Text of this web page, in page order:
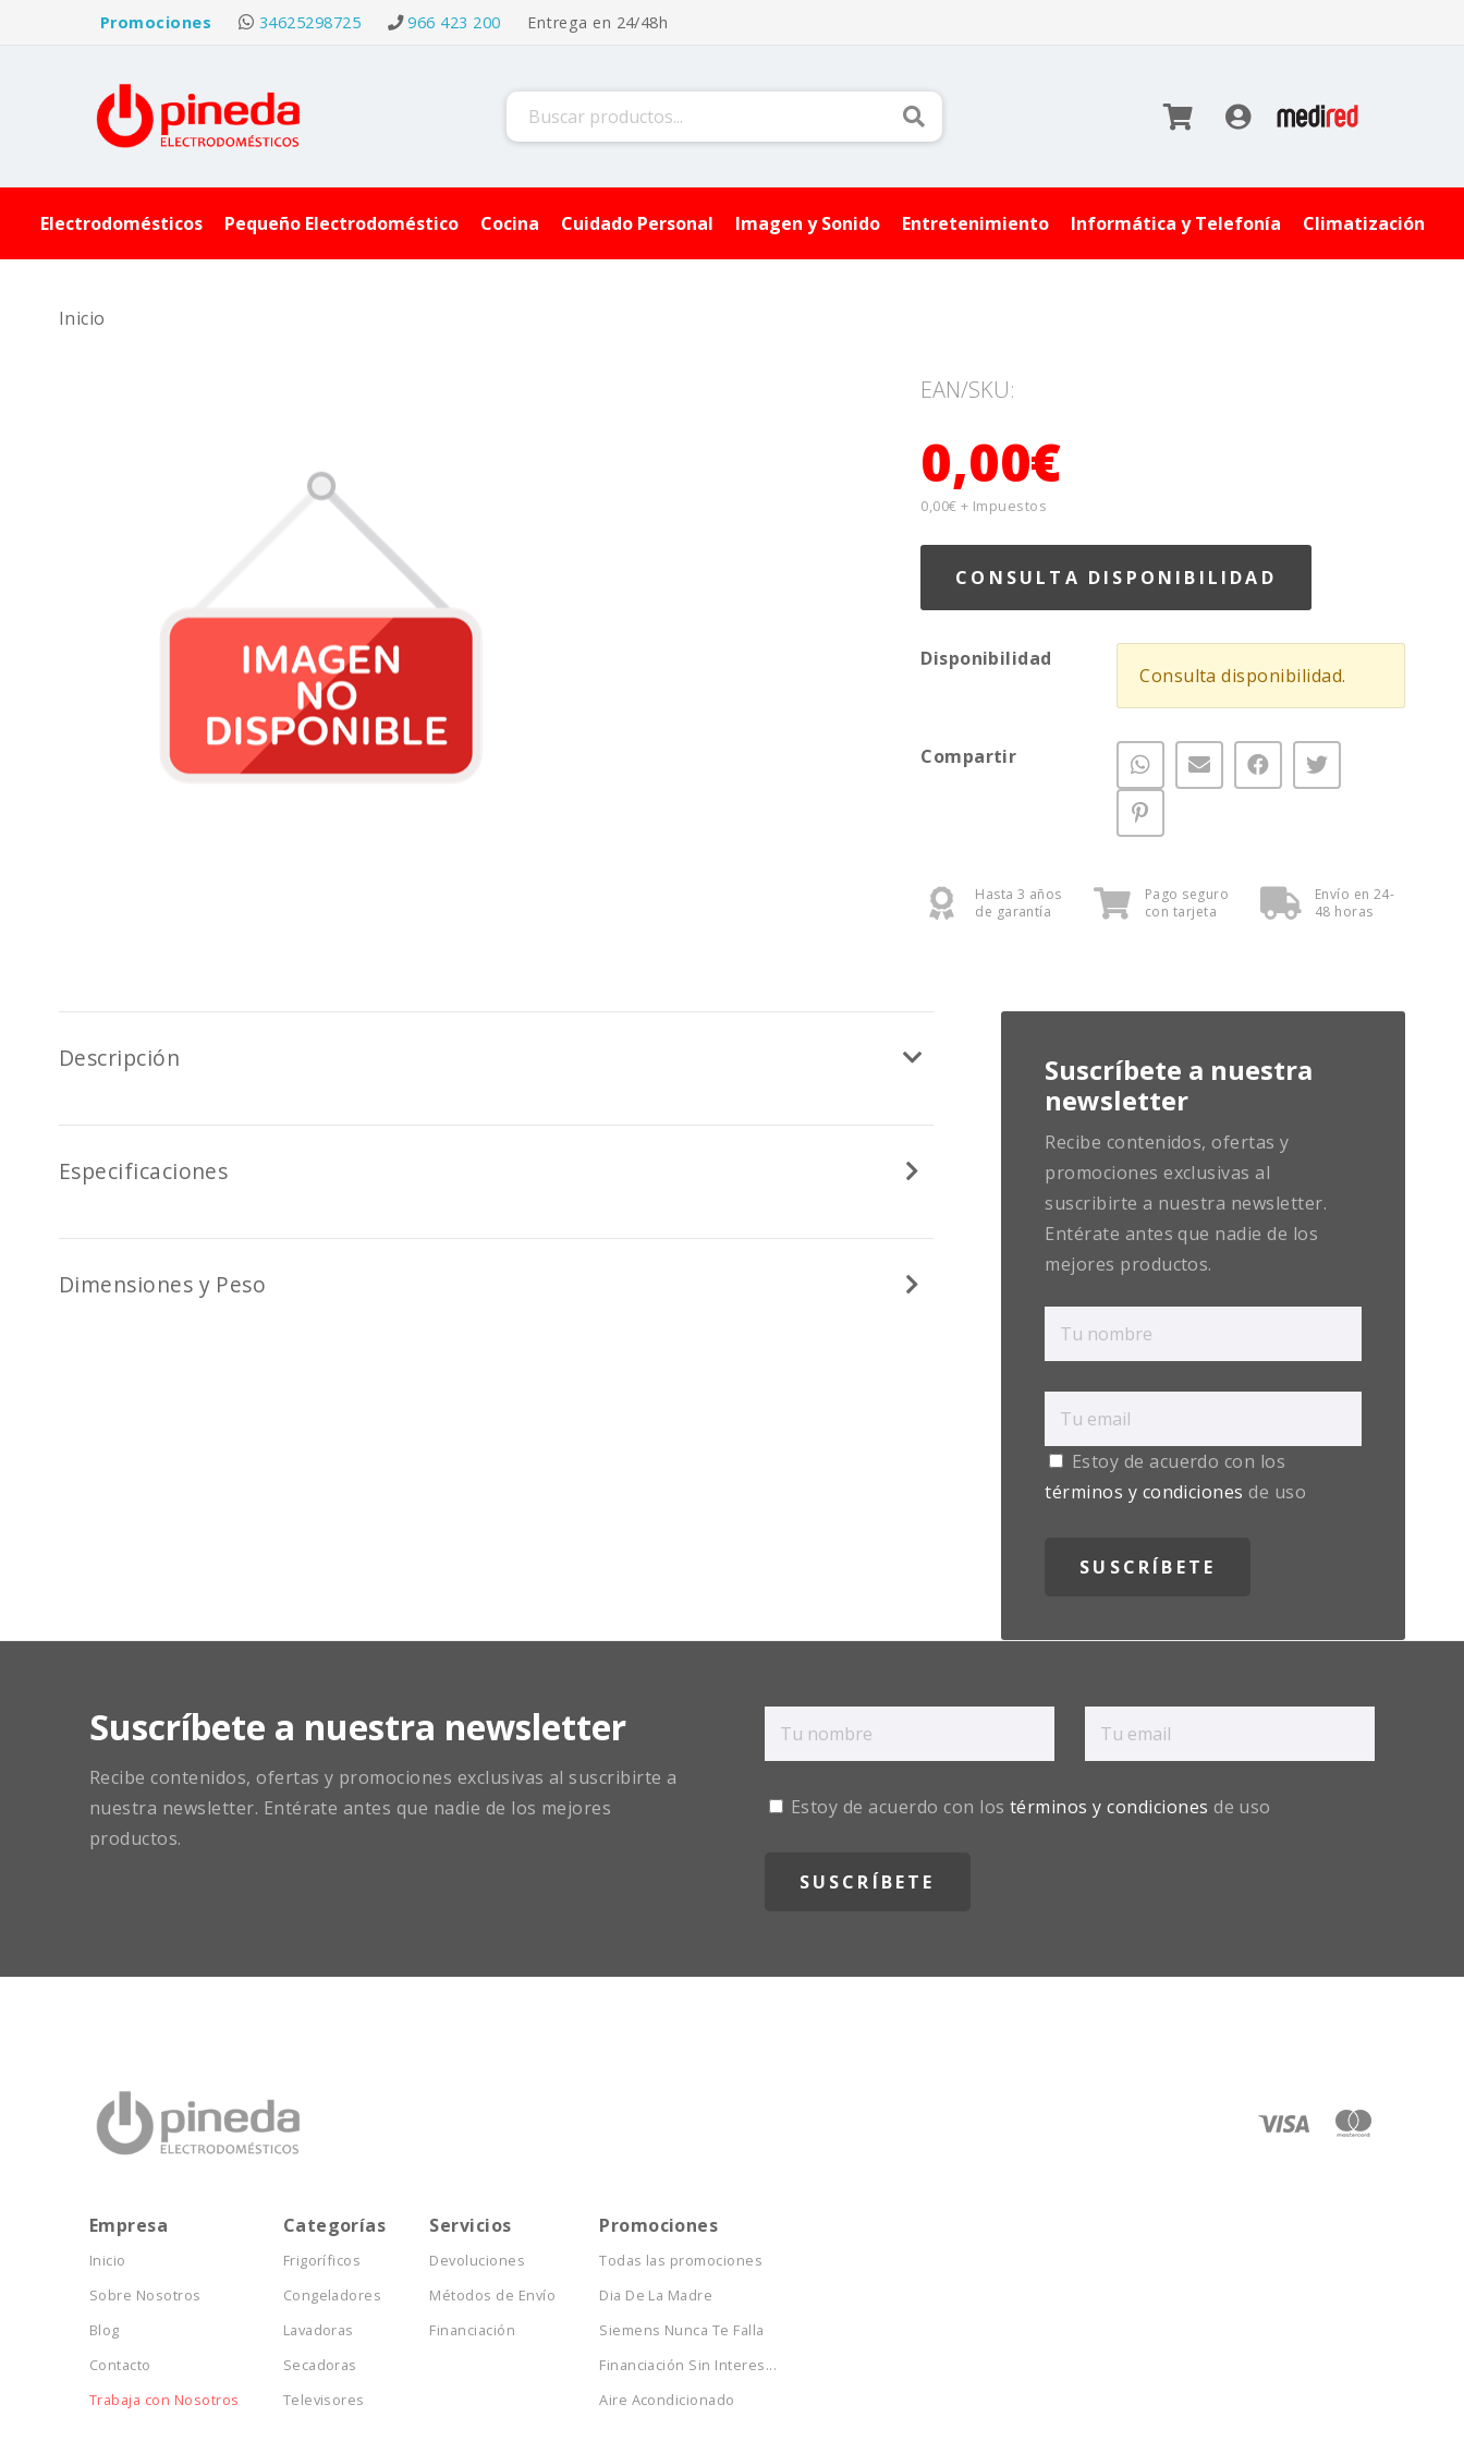
Promociones 34625298725 966 423 200 Entrega en 24/48h
Electrodomésticos Pequeño Electrodoméstico Cocina Cuidado Personal Imagen y Sonido Entretenimiento Informática y Telefonía Climatización
Inicio
EAN/SKU:
0,00€
0,00€ + Impuestos
CONSULTA DISPONIBILIDAD
Disponibilidad
Consulta disponibilidad.
Compartir
Hasta 3 años
de garantía
Pago seguro
con tarjeta
Envío en 24-
48 horas
Descripción
Especificaciones
Dimensiones y Peso
Suscríbete a nuestra
newsletter
Recibe contenidos, ofertas y
promociones exclusivas al
suscribirte a nuestra newsletter.
Entérate antes que nadie de los
mejores productos.
Estoy de acuerdo con los
términos y condiciones de uso
Suscríbete a nuestra newsletter
Recibe contenidos, ofertas y promociones exclusivas al suscribirte a
nuestra newsletter. Entérate antes que nadie de los mejores
productos.
Estoy de acuerdo con los términos y condiciones de uso
Empresa
Inicio
Sobre Nosotros
Blog
Contacto
Trabaja con Nosotros
Categorías
Frigoríficos
Congeladores
Lavadoras
Secadoras
Televisores
Servicios
Devoluciones
Métodos de Envío
Financiación
Promociones
Todas las promociones
Dia De La Madre
Siemens Nunca Te Falla
Financiación Sin Interes...
Aire Acondicionado